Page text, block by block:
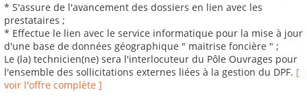
* S'assure de l'avancement des dossiers en lien avec les
prestataires ;
* Effectue le lien avec le service informatique pour la mise à jour
d'une base de données géographique " maitrise foncière " ;
Le (la) technicien(ne) sera l'interlocuteur du Pôle Ouvrages pour
l'ensemble des sollicitations externes liées à la gestion du DPF. [
voir l'offre complète ]